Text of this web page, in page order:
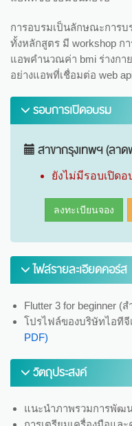
การอบรมเป็นลักษณะการบ
ทั้งหลักสูตร มี workshop ก
แอพคำนวณค่า bmi ร่างกา
อย่างแอพที่เชื่อมต่อ web
รอบการเปิดอบรม
สาขากรุงเทพฯ (ลาด
ยังไม่มีรอบเปิดอ
ลงทะเบียนจอง
ไฟล์รายละเอียดคอร์ส
Flutter 3 for beginner (
โปรไฟล์ของบริษัทไอทีจี
PDF)
วัตถุประสงค์
แนะนำภาพรวมการพัฒน